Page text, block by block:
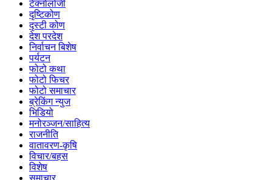
टेक्नोलोजी
दृष्टिकोण
दृस्टी कोण
देश परदेश
निर्वाचन बिशेष
पर्यटन
फोटो कथा
फोटो फिचर
फोटो समाचार
ब्रेकिंग न्युज
भिडियो
मनोरञ्जन/साहित्य
राजनीति
वातावरण-कृषि
विचार/बहस
विशेष
समाचार